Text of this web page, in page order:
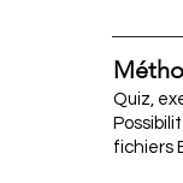
Quiz,
fichiers